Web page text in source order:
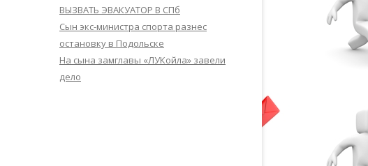
ВЫЗВАТЬ ЭВАКУАТОР В СПб
Сын экс-министра спорта разнес
остановку в Подольске
На сына замглавы «ЛУКойла» завели
дело